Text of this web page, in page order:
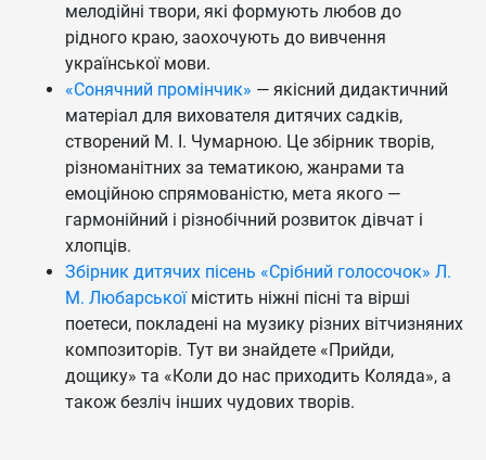
мелодійні твори, які формують любов до
рідного краю, заохочують до вивчення
української мови.
«Сонячний промінчик» — якісний дидактичний
матеріал для вихователя дитячих садків,
створений М. І. Чумарною. Це збірник творів,
різноманітних за тематикою, жанрами та
емоційною спрямованістю, мета якого —
гармонійний і різнобічний розвиток дівчат і
хлопців.
Збірник дитячих пісень «Срібний голосочок» Л.
М. Любарськоїмістить ніжні пісні та вірші
поетеси, покладені на музику різних вітчизняних
композиторів. Тут ви знайдете «Прийди,
дощику» та «Коли до нас приходить Коляда», а
також безліч інших чудових творів.